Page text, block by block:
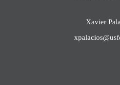
Xavier